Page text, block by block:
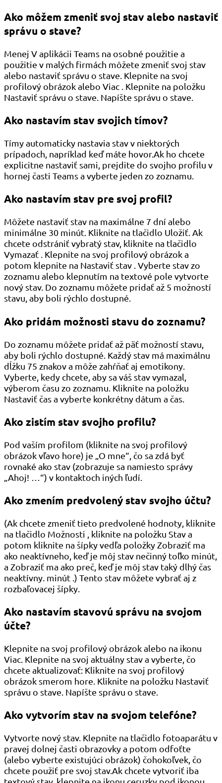
Ako môžem zmeniť svoj stav alebo nastaviť
správu o stave?
Menej V aplikácii Teams na osobné použitie a
použitie v malých firmách môžete zmeniť svoj stav
alebo nastaviť správu o stave. Klepnite na svoj
profilový obrázok alebo Viac . Klepnite na položku
Nastaviť správu o stave. Napíšte správu o stave.
Ako nastavím stav svojich tímov?
Tímy automaticky nastavia stav v niektorých
prípadoch, napríklad keď máte hovor.Ak ho chcete
explicitne nastaviť sami, prejdite do svojho profilu v
hornej časti Teams a vyberte jeden zo zoznamu.
Ako nastavím stav pre svoj profil?
Môžete nastaviť stav na maximálne 7 dní alebo
minimálne 30 minút. Kliknite na tlačidlo Uložiť. Ak
chcete odstrániť vybratý stav, kliknite na tlačidlo
Vymazať . Klepnite na svoj profilový obrázok a
potom klepnite na Nastaviť stav . Vyberte stav zo
zoznamu alebo klepnutím na textové pole vytvorte
nový stav. Do zoznamu môžete pridať až 5 možností
stavu, aby boli rýchlo dostupné.
Ako pridám možnosti stavu do zoznamu?
Do zoznamu môžete pridať až päť možností stavu,
aby boli rýchlo dostupné. Každý stav má maximálnu
dĺžku 75 znakov a môže zahŕňať aj emotikony.
Vyberte, kedy chcete, aby sa váš stav vymazal,
výberom času zo zoznamu. Kliknite na položku
Nastaviť čas a vyberte konkrétny dátum a čas.
Ako zistím stav svojho profilu?
Pod vaším profilom (kliknite na svoj profilový
obrázok vľavo hore) je „O mne“, čo sa zdá byť
rovnaké ako stav (zobrazuje sa namiesto správy
„Ahoj! …“) v kontaktoch iných ľudí.
Ako zmením predvolený stav svojho účtu?
(Ak chcete zmeniť tieto predvolené hodnoty, kliknite
na tlačidlo Možnosti , kliknite na položku Stav a
potom kliknite na šípky vedľa položky Zobraziť ma
ako neaktívneho, keď je môj stav nečinný toľko minút,
a Zobraziť ma ako preč, keď je môj stav taký dlhý čas
neaktívny. minút .) Tento stav môžete vybrať aj z
rozbaľovacej šípky.
Ako nastavím stavovú správu na svojom
účte?
Klepnite na svoj profilový obrázok alebo na ikonu
Viac. Klepnite na svoj aktuálny stav a vyberte, čo
chcete aktualizovať: Kliknite na svoj profilový
obrázok smerom hore. Kliknite na položku Nastaviť
správu o stave. Napíšte správu o stave.
Ako vytvorím stav na svojom telefóne?
Vytvorte nový stav. Klepnite na tlačidlo fotoaparátu v
pravej dolnej časti obrazovky a potom odfoťte
(alebo vyberte existujúci obrázok) čohokoľvek, čo
chcete použiť pre svoj stav.Ak chcete vytvoriť iba